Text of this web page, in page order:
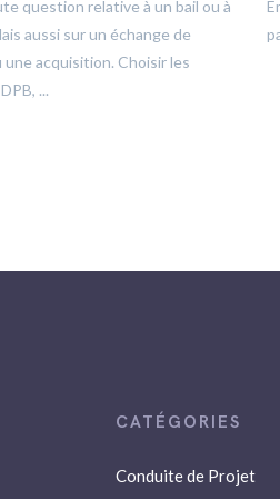
question relative à un bail ou à
aussi sur un échange de
acquisition. Choisir les
...
Conduite de Projet